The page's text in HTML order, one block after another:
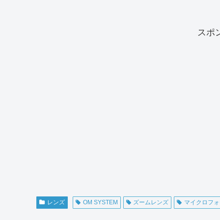
スポ
レンズ OM SYSTEM ズームレンズ マイクロフ